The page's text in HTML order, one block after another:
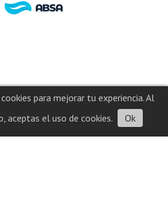
para mejorar tu experiencia. Al
aceptas el uso de cookies.
Ok